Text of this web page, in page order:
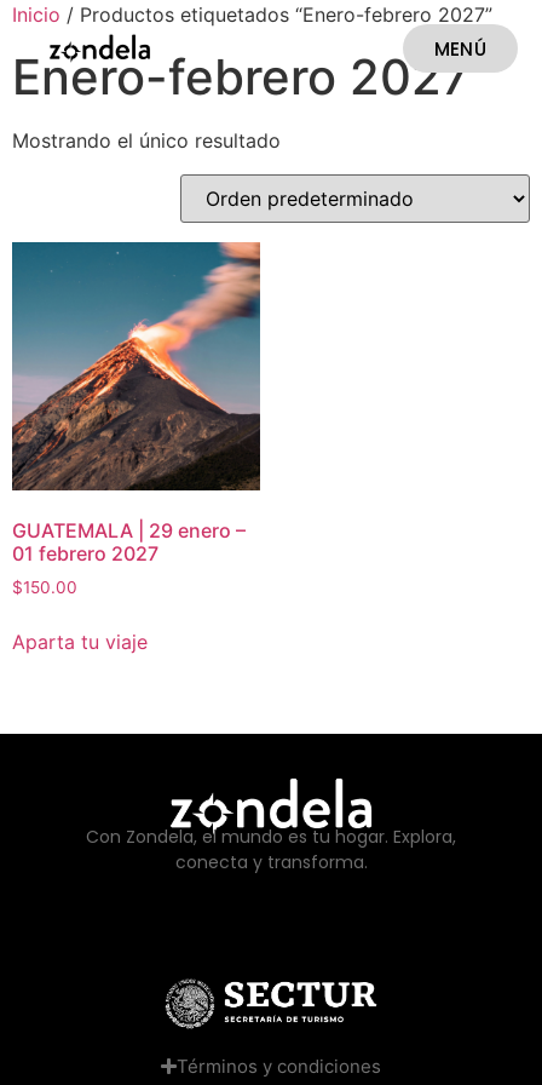
MENÚ
CERRAR
Inicio / Productos etiquetados “Enero-febrero 2027”
Enero-febrero 2027
Mostrando el único resultado
GUATEMALA | 29 enero –
01 febrero 2027
$150.00
Aparta tu viaje
Con Zondela, el mundo es tu hogar. Explora,
conecta y transforma.
Términos y condiciones